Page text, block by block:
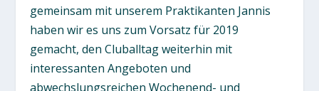
gemeinsam mit unserem Praktikanten Jannis
haben wir es uns zum Vorsatz für 2019
gemacht, den Cluballtag weiterhin mit
interessanten Angeboten und
abwechslungsreichen Wochenend- und